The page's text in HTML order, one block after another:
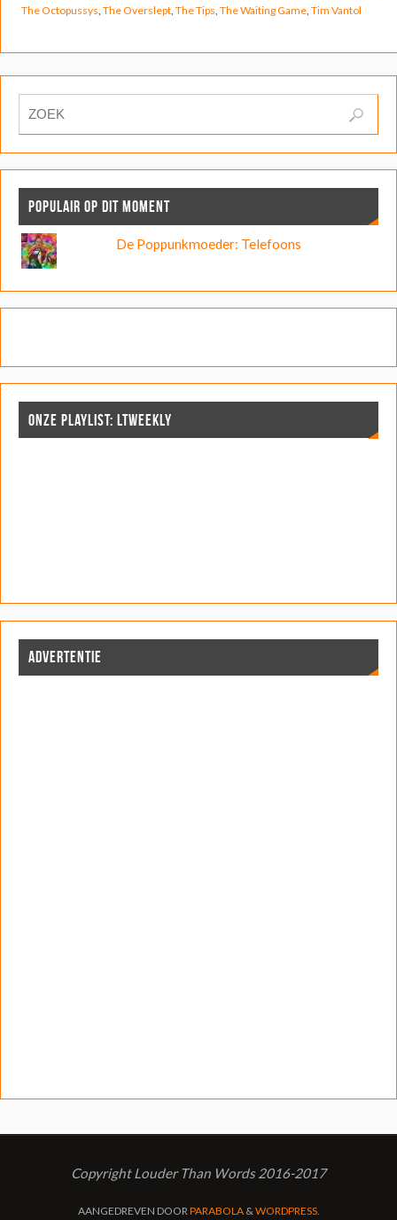
The Octopussys The Overslept, The Tips The Waiting Game, Tim Vantol
POPULAIR OP DIT MOMENT
De Poppunkmoeder: Telefoons
ONZE PLAYLIST: LTWEEKLY
ADVERTENTIE
Copyright Louder Than Words 2016-2017
AANGEDREVEN DOOR PARABOLA& WORDPRESS.